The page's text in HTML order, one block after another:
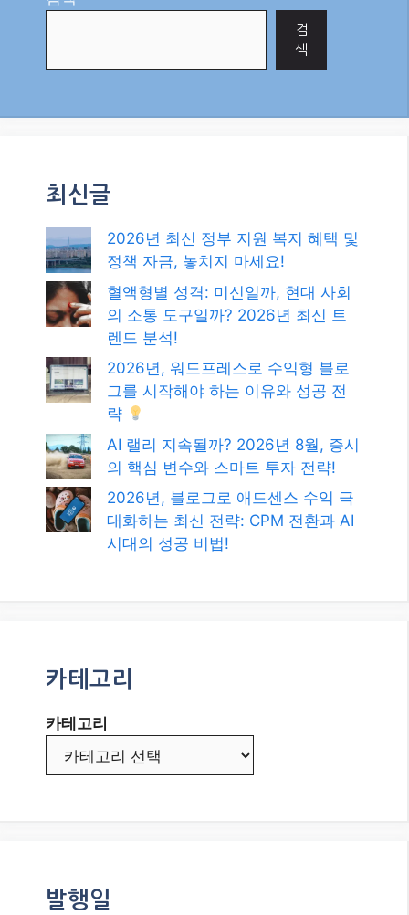
검
색
최신글
2026년 최신 정부 지원 복지 혜택 및
정책 자금, 놓치지 마세요!
혈액형별 성격: 미신일까, 현대 사회
의 소통 도구일까? 2026년 최신 트
렌드 분석!
2026년, 워드프레스로 수익형 블로
그를 시작해야 하는 이유와 성공 전
략
AI 랠리 지속될까? 2026년 8월, 증시
의 핵심 변수와 스마트 투자 전략!
2026년, 블로그로 애드센스 수익 극
대화하는 최신 전략: CPM 전환과 AI
시대의 성공 비법!
카테고리
카테고리
발행일